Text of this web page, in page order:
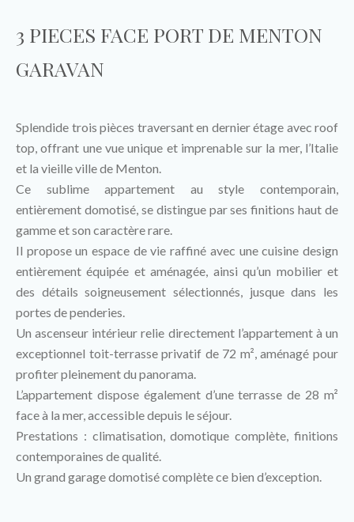
3 PIECES FACE PORT DE MENTON
GARAVAN
Splendide trois pièces traversant en dernier étage avec roof
top, offrant une vue unique et imprenable sur la mer, l’Italie
et la vieille ville de Menton.
Ce sublime appartement au style contemporain,
entièrement domotisé, se distingue par ses finitions haut de
gamme et son caractère rare.
Il propose un espace de vie raffiné avec une cuisine design
entièrement équipée et aménagée, ainsi qu’un mobilier et
des détails soigneusement sélectionnés, jusque dans les
portes de penderies.
Un ascenseur intérieur relie directement l’appartement à un
exceptionnel toit-terrasse privatif de 72 m², aménagé pour
profiter pleinement du panorama.
L’appartement dispose également d’une terrasse de 28 m²
face à la mer, accessible depuis le séjour.
Prestations : climatisation, domotique complète, finitions
contemporaines de qualité.
Un grand garage domotisé complète ce bien d’exception.